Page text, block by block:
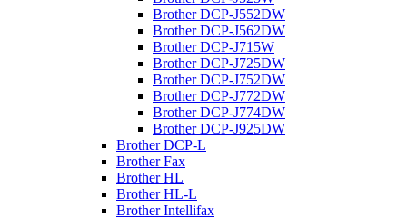
Brother DCP-J552DW
Brother DCP-J562DW
Brother DCP-J715W
Brother DCP-J725DW
Brother DCP-J752DW
Brother DCP-J772DW
Brother DCP-J774DW
Brother DCP-J925DW
Brother DCP-L
Brother Fax
Brother HL
Brother HL-L
Brother Intellifax